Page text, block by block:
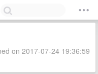
on 2017-07-24 19:36:59